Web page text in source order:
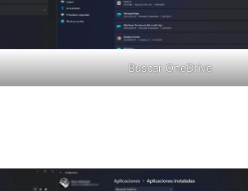
Buscar OneDrive